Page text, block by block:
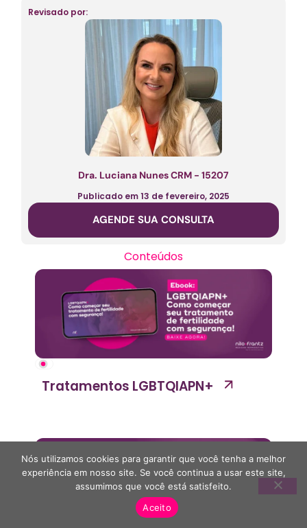
Revisado por:
Dra. Luciana Nunes CRM - 15207
Publicado em13 de fevereiro, 2025
AGENDE SUA CONSULTA
Conteúdos
Tratamentos LGBTQIAPN+
Nós utilizamos cookies para garantir que você tenha a melhor
experiência em nosso site. Se você continua a usar este site,
assumimos que você está satisfeito.
Aceito